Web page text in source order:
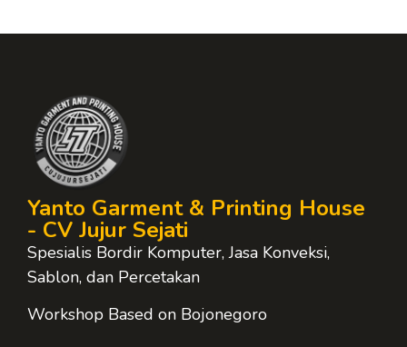
Yanto Garment & Printing House
- CV Jujur Sejati
Spesialis Bordir Komputer, Jasa Konveksi,
Sablon, dan Percetakan
Workshop Based on Bojonegoro